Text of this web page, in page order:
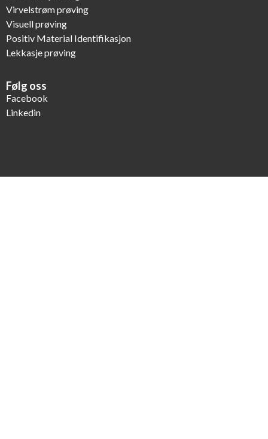
Virvelstrøm prøving
Visuell prøving
Positiv Material Identifikasjon
Lekkasje prøving
Følg oss
Facebook
Linkedin